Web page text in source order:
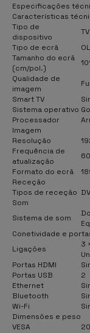
Especificações
Características
Tipo de
dispositivo
Tipo de ecrã
Tamanho do ecrã
(cm/pol.)
Qualidade de
imagem
Smart TV
Sistema operativo
Processador
Imagem
Resolução
Frequência de
atualização
Formato do ecrã
Receção
Tipos de receção
Som
Sistema de som
Conetividade e
Ligações
3
Portas HDMI
Portas USB
2
Ethernet
Bluetooth
Wi-Fi
Dimensões e peso
VESA